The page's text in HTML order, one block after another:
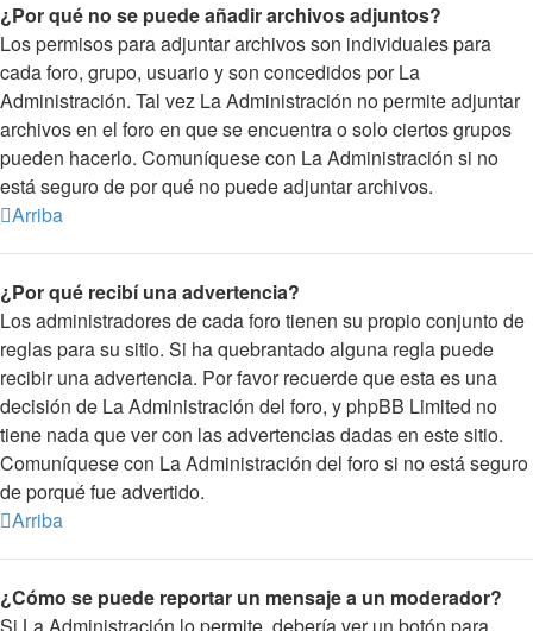
¿Por qué no se puede añadir archivos adjuntos?
Los permisos para adjuntar archivos son individuales para
cada foro, grupo, usuario y son concedidos por La
Administración. Tal vez La Administración no permite adjuntar
archivos en el foro en que se encuentra o solo ciertos grupos
pueden hacerlo. Comuníquese con La Administración si no
está seguro de por qué no puede adjuntar archivos.
Arriba
¿Por qué recibí una advertencia?
Los administradores de cada foro tienen su propio conjunto de
reglas para su sitio. Si ha quebrantado alguna regla puede
recibir una advertencia. Por favor recuerde que esta es una
decisión de La Administración del foro, y phpBB Limited no
tiene nada que ver con las advertencias dadas en este sitio.
Comuníquese con La Administración del foro si no está seguro
de porqué fue advertido.
Arriba
¿Cómo se puede reportar un mensaje a un moderador?